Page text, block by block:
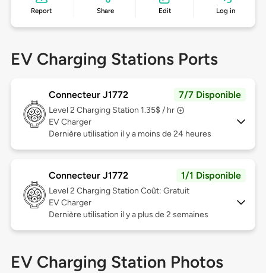
Report Share Edit Log in
EV Charging Stations Ports
Connecteur J1772 7/7 Disponible
Level 2 Charging Station 1.35$ / hr
EV Charger
Dernière utilisation il y a moins de 24 heures
Connecteur J1772 1/1 Disponible
Level 2 Charging Station Coût: Gratuit
EV Charger
Dernière utilisation il y a plus de 2 semaines
EV Charging Station Photos